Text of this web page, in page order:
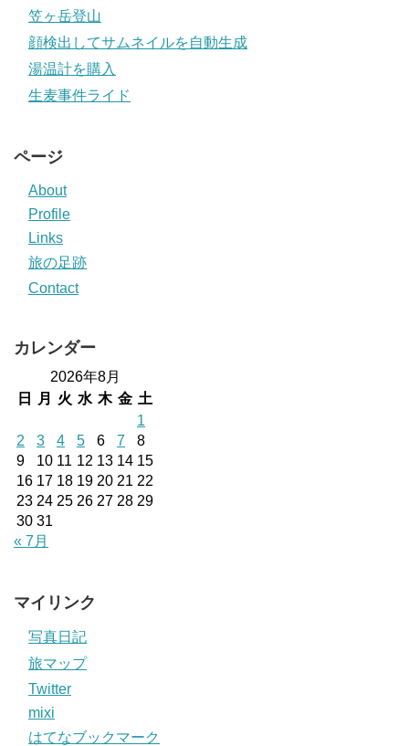
笠ヶ岳登山
顔検出してサムネイルを自動生成
湯温計を購入
生麦事件ライド
ページ
About
Profile
Links
旅の足跡
Contact
カレンダー
2026年8月
日
月 火 水 木 金 土
1
2
3 4 5 6 7
8
9
10 11 12 13 14 15
16 17 18 19 20 21 22
23 24 25 26 27 28 29
30 31
« 7月
マイリンク
写真日記
旅マップ
Twitter
mixi
はてなブックマーク